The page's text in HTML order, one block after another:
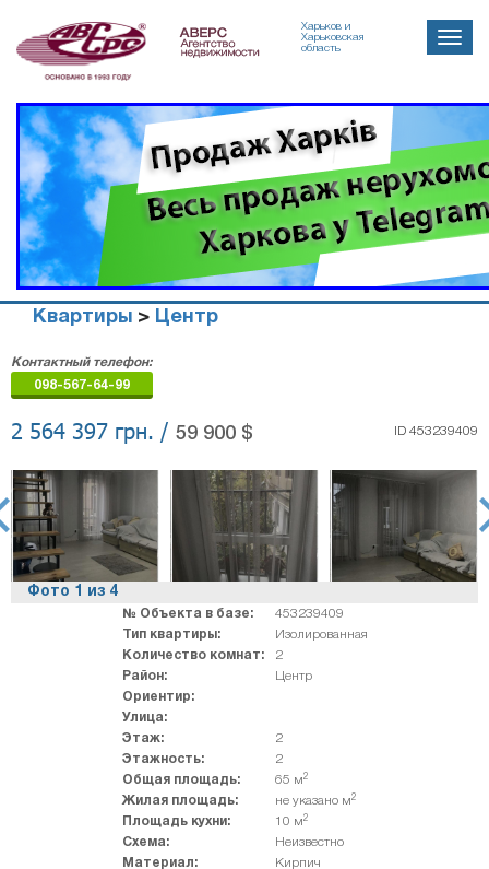
Харьков и
Харьковская
область
Toggle
Квартиры > Центр
недвижимости
"Аверс"
Контактный телефон:
098-567-64-99
2 564 397 грн. / 59 900 $ ID 453239409
Фото 1 из 4
№ Объекта в базе:
453239409
Тип квартиры:
Изолированная
Количество комнат:
2
Район:
Центр
Ориентир:
Улица:
Этаж:
2
Этажность:
2
Общая площадь:
65 м2
Жилая площадь: не указано м2
Площадь кухни: 10 м2
Схема:
Неизвестно
Материал:
Кирпич